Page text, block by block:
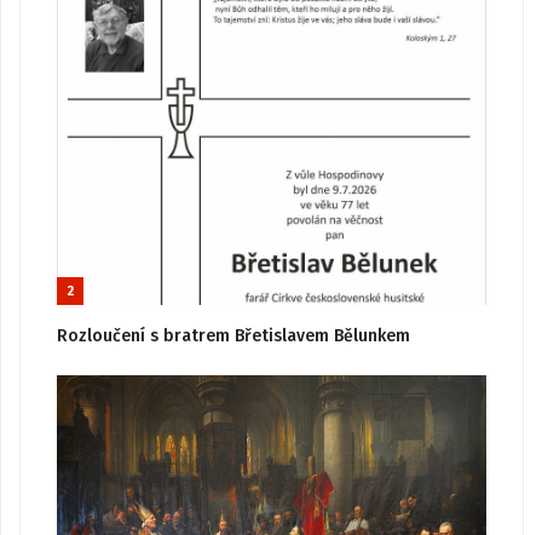
2
Rozloučení s bratrem Břetislavem Bělunkem